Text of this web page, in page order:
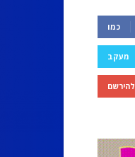
כמו
מעקב
להירשם